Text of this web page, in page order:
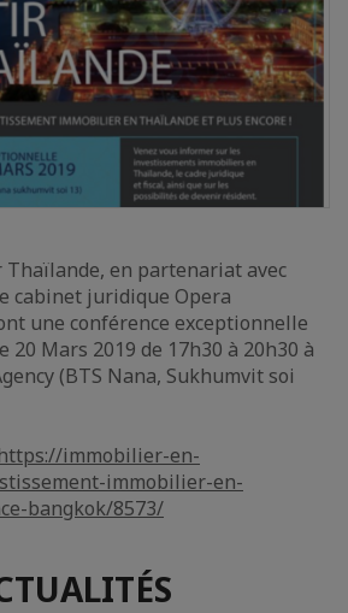
en partenariat avec
cabinet juridique Opera
une conférence exceptionnelle
20 Mars 2019 de 17h30 à 20h30 à
(BTS Nana, Sukhumvit soi
immobilier-en-
immobilier-en-
bangkok/8573/